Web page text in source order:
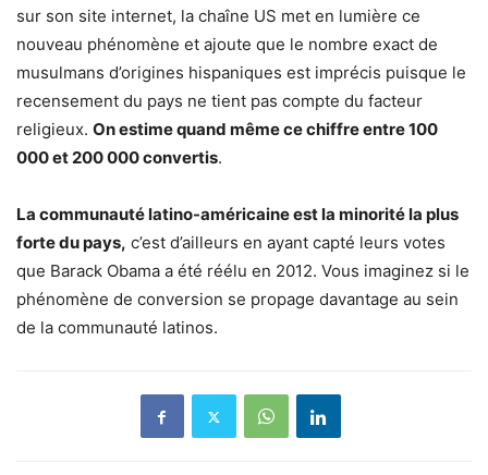
sur son site internet, la chaîne US met en lumière ce
nouveau phénomène et ajoute que le nombre exact de
musulmans d’origines hispaniques est imprécis puisque le
recensement du pays ne tient pas compte du facteur
religieux. On estime quand même ce chiffre entre 100
000 et 200 000 convertis.
La communauté latino-américaine est la minorité la plus
forte du pays, c’est d’ailleurs en ayant capté leurs votes
que Barack Obama a été réélu en 2012. Vous imaginez si le
phénomène de conversion se propage davantage au sein
de la communauté latinos.